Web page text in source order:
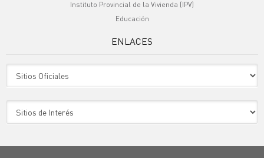
Instituto Provincial de la Vivienda (IPV)
Educación
ENLACES